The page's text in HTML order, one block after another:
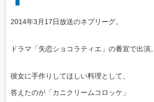
2014年3月17日放送のネプリーグ。
ドラマ「失恋ショコラティエ」の番宣で出演。
彼女に手作りしてほしい料理として、
答えたのが「カニクリームコロッケ」